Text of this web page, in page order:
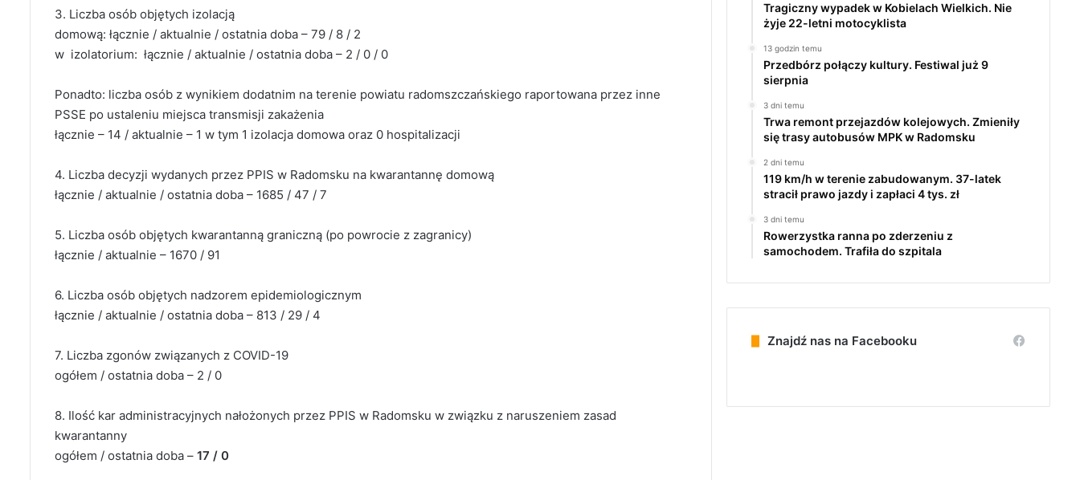
3. Liczba osób objętych izolacją
domową: łącznie / aktualnie / ostatnia doba – 79 / 8 / 2
w izolatorium: łącznie / aktualnie / ostatnia doba – 2 / 0 / 0
Ponadto: liczba osób z wynikiem dodatnim na terenie powiatu radomszczańskiego raportowana przez inne
PSSE po ustaleniu miejsca transmisji zakażenia
łącznie – 14 / aktualnie – 1 w tym 1 izolacja domowa oraz 0 hospitalizacji
4. Liczba decyzji wydanych przez PPIS w Radomsku na kwarantannę domową
łącznie / aktualnie / ostatnia doba – 1685 / 47 / 7
5. Liczba osób objętych kwarantanną graniczną (po powrocie z zagranicy)
łącznie / aktualnie – 1670 / 91
6. Liczba osób objętych nadzorem epidemiologicznym
łącznie / aktualnie / ostatnia doba – 813 / 29 / 4
7. Liczba zgonów związanych z COVID-19
ogółem / ostatnia doba – 2 / 0
8. Ilość kar administracyjnych nałożonych przez PPIS w Radomsku w związku z naruszeniem zasad
kwarantanny
ogółem / ostatnia doba – 17 / 0
Tragiczny wypadek w Kobielach Wielkich. Nie
żyje 22-letni motocyklista
13 godzin temu
Przedbórz połączy kultury. Festiwal już 9
sierpnia
3 dni temu
Trwa remont przejazdów kolejowych. Zmieniły
się trasy autobusów MPK w Radomsku
2 dni temu
119 km/h w terenie zabudowanym. 37-latek
stracił prawo jazdy i zapłaci 4 tys. zł
3 dni temu
Rowerzystka ranna po zderzeniu z
samochodem. Trafiła do szpitala
Znajdź nas na Facebooku